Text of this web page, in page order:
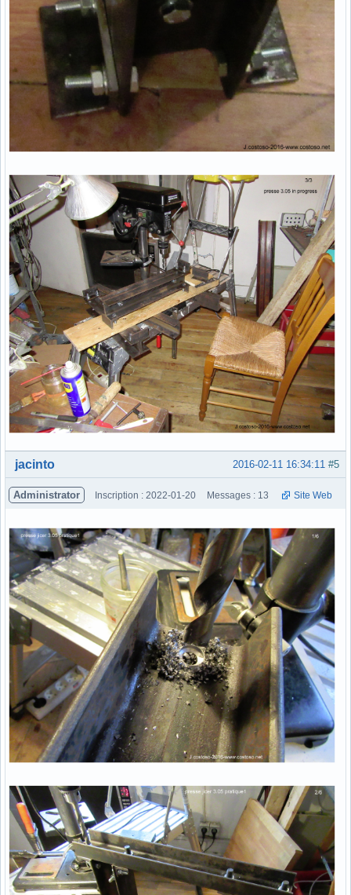
Hors ligne #5
2016-02-11 16:34:11
jacinto
Administrator Inscription : 2022-01-20 Messages : 13 Site Web